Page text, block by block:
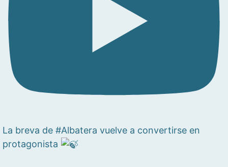
La breva de #Albatera vuelve a convertirse en
protagonista